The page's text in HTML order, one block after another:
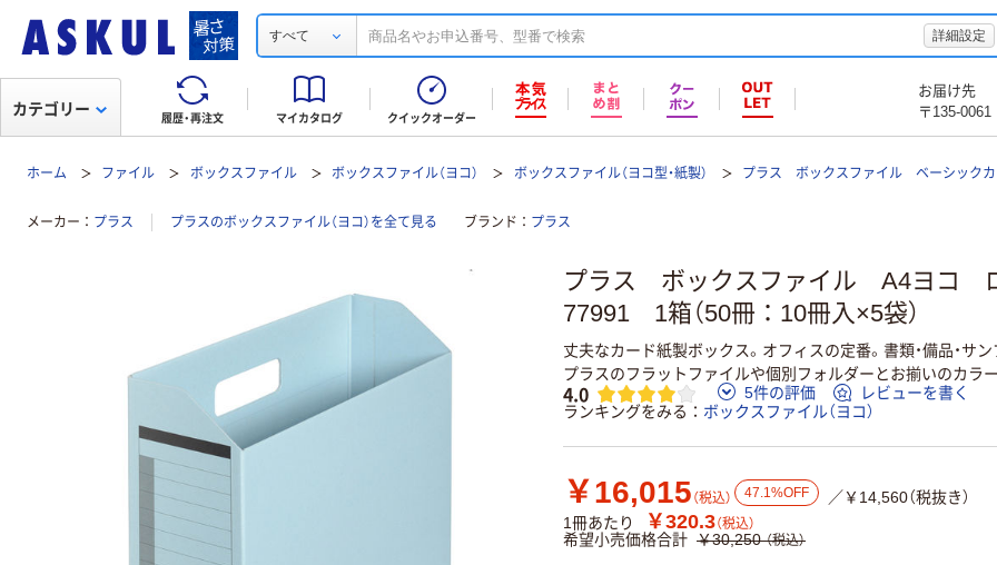
すべて 詳細設定
履歴・再注文 マイカタログ クイックオーダー
お届け先
〒135-0061
カテゴリー
ホーム ファイル ボックスファイル ボックスファイル（ヨコ） ボックスファイル（ヨコ型・紙製） プラス ボックスファイル ベーシック
メーカー プラス プラスのボックスファイル（ヨコ）を全て見る ブランド プラス
プラス ボックスファイル A4ヨコ
77991 1箱（50冊：10冊入×5袋）
丈夫なカード紙製ボックス。オフィスの定番。書類・備品・サ
プラスのフラットファイルや個別フォルダーとお揃いのカラ
4.0 5件の評価
レビューを書く
ランキングをみる
ボックスファイル（ヨコ）
￥16,015 （税込） 47.1%OFF
／￥14,560（税抜き）
1冊あたり
￥320.3（税込）
希望小売価格合計 ￥30,250 （税込）